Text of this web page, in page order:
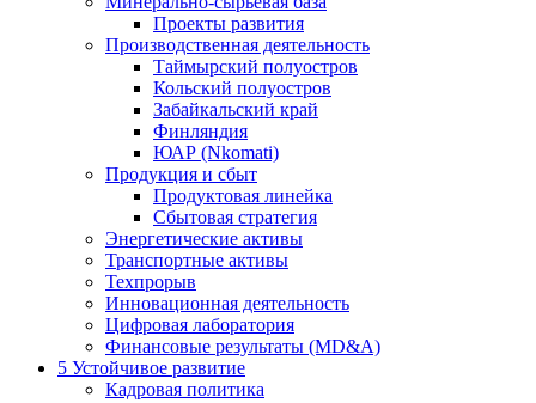
Проекты развития
Производственная деятельность
Таймырский полуостров
Кольский полуостров
Забайкальский край
Финляндия
ЮАР (Nkomati)
Продукция и сбыт
Продуктовая линейка
Сбытовая стратегия
Энергетические активы
Транспортные активы
Техпрорыв
Инновационная деятельность
Цифровая лаборатория
Финансовые результаты (MD&A)
5 Устойчивое развитие
Кадровая политика